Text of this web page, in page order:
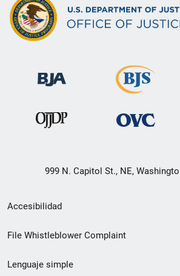
999 N. Capitol St., NE,
Menú
de
Accesibilidad
File Whistleblower Complaint
Lenguaje simple